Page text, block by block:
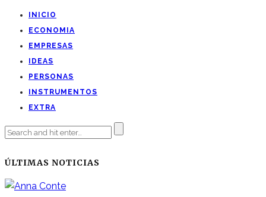
INICIO
ECONOMIA
EMPRESAS
IDEAS
PERSONAS
INSTRUMENTOS
EXTRA
ÚLTIMAS NOTICIAS